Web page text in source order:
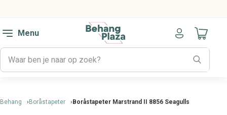
Menu
Naar
Behang Boråstapeter Boråstapeter Marstrand II 8856 Seagulls